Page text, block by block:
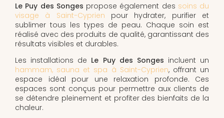
Le Puy des Songes propose également des soins du
visage à Saint-Cyprien pour hydrater, purifier et
sublimer tous les types de peau. Chaque soin est
réalisé avec des produits de qualité, garantissant des
résultats visibles et durables.
Les installations de Le Puy des Songes incluent un
hammam, sauna et spa à Saint-Cyprien, offrant un
espace idéal pour une relaxation profonde. Ces
espaces sont conçus pour permettre aux clients de
se détendre pleinement et profiter des bienfaits de la
chaleur.